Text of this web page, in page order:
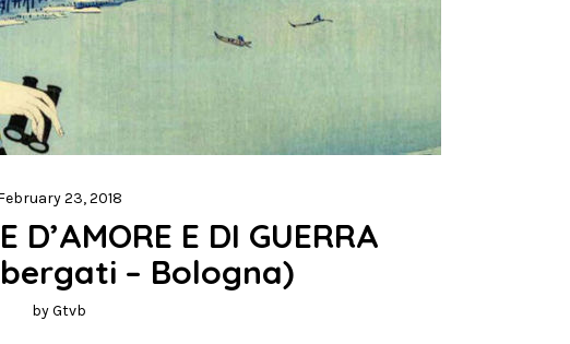
23, 2018
D’AMORE E DI GUERRA
– Bologna)
byGtvb